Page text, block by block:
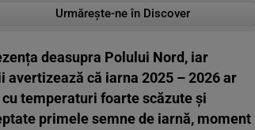
Urmărește-ne în Discover
deasupra Polului Nord, iar
că iarna 2025 – 2026 ar
temperaturi foarte scăzute și
primele semne de iarnă, moment